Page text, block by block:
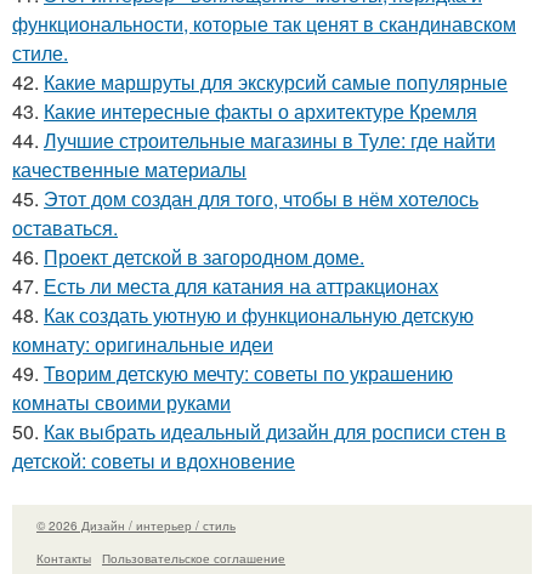
функциональности, которые так ценят в скандинавском
стиле.
42. Какие маршруты для экскурсий самые популярные
43. Какие интересные факты о архитектуре Кремля
44. Лучшие строительные магазины в Туле: где найти
качественные материалы
45. Этот дом создан для того, чтобы в нём хотелось
оставаться.
46. Проект детской в загородном доме.
47. Есть ли места для катания на аттракционах
48. Как создать уютную и функциональную детскую
комнату: оригинальные идеи
49. Творим детскую мечту: советы по украшению
комнаты своими руками
50. Как выбрать идеальный дизайн для росписи стен в
детской: советы и вдохновение
© 2026 Дизайн / интерьер / стиль
Контакты
Пользовательское соглашение